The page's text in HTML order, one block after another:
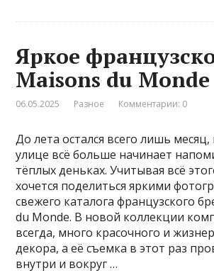
Яркое
Maisons du Monde
06.05.2025 Разное Комментарии: 0
До лета остался всего лишь месяц,
улице всё больше начинает
тёплых деньках. Учитывая всё
хочется поделиться яркими
свежего каталога французского
du Monde. В новой коллекции
всегда, много красочного и
декора, а её съемка в этот раз
внутри и вокруг …